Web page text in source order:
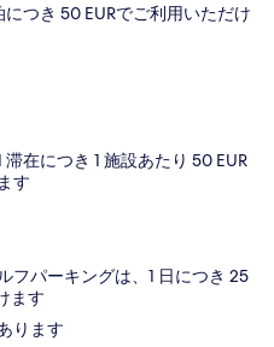
つき 50 EURでご利用いただけ
在につき 1 施設あたり 50 EUR
す
フパーキングは、1 日につき 25
ます
ります